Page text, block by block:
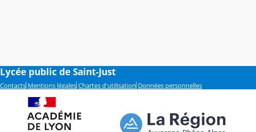
Lycée public de Saint-Just
Contacts Mentions légales Chartes d'utilisation Données personnelles